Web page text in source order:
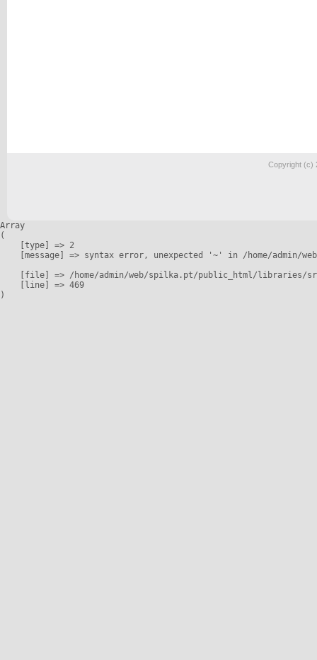
Copyright (c)
Array
(
    [type] => 2
[message] => syntax error, unexpected '~' in /home/admin/
[file] => /home/admin/web/spilka.pt/public_html/libraries/
    [line] => 469